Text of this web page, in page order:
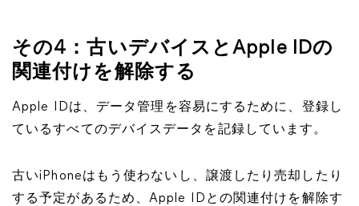
その4：古いデバイスとApple IDの
関連付けを解除する
Apple IDは、データ管理を容易にするために、登録し
ているすべてのデバイスデータを記録しています。
古いiPhoneはもう使わないし、譲渡したり売却したり
する予定があるため、Apple IDとの関連付けを解除す